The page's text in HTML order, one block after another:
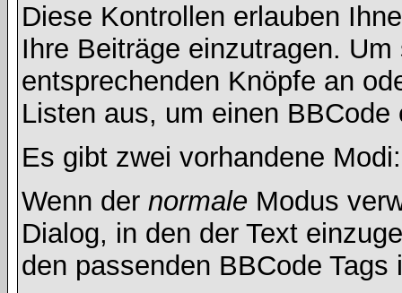
Diese Kontrollen erlauben
Ihre Beiträge einzutragen.
entsprechenden Knöpfe an
Listen aus, um einen BBCode
Es gibt zwei vorhandene
Wenn der normale Modus
Dialog, in den der Text
den passenden BBCode